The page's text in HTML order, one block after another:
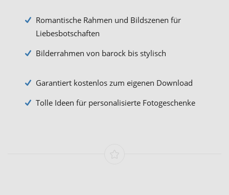
Romantische Rahmen und Bildszenen für
Liebesbotschaften
Bilderrahmen von barock bis stylisch
Garantiert kostenlos zum eigenen Download
Tolle Ideen für personalisierte Fotogeschenke